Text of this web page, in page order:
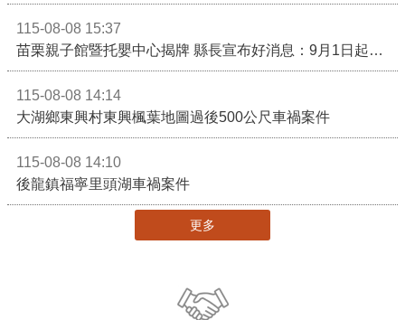
115-08-08 15:37
苗栗親子館暨托嬰中心揭牌 縣長宣布好消息：9月1日起調降臨時托嬰費用
115-08-08 14:14
大湖鄉東興村東興楓葉地圖過後500公尺車禍案件
115-08-08 14:10
後龍鎮福寧里頭湖車禍案件
更多